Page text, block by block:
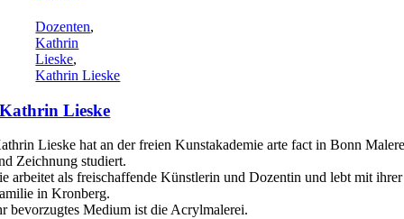
Dozenten,
Kathrin
Lieske,
Kathrin Lieske
Kathrin Lieske
Lieske hat an der freien Kunstakademie arte fact in Bonn
Zeichnung studiert.
arbeitet als freischaffende Künstlerin und Dozentin und lebt mit ihrer
in Kronberg.
bevorzugtes Medium ist die Acrylmalerei.